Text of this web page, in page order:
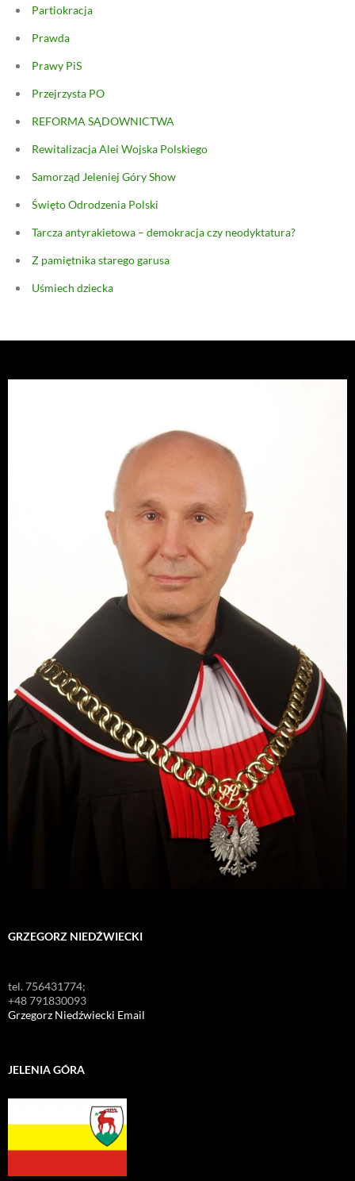
Partiokracja
Prawda
Prawy PiS
Przejrzysta PO
REFORMA SĄDOWNICTWA
Rewitalizacja Alei Wojska Polskiego
Samorząd Jeleniej Góry Show
Święto Odrodzenia Polski
Tarcza antyrakietowa – demokracja czy neodyktatura?
Z pamiętnika starego garusa
Uśmiech dziecka
GRZEGORZ NIEDŹWIECKI
tel. 756431774;
+48 791830093
Grzegorz Niedźwiecki Email
JELENIA GÓRA